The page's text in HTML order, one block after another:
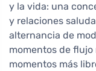
y la vida: una
y relaciones
alternancia de
momentos de flujo
momentos más